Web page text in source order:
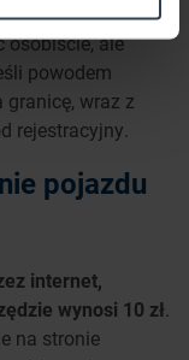
się wydłużyć
osobiście, ale
powodem
wraz z
rejestracyjny.
pojazdu
internet,
wynosi 10 zł.
na stronie